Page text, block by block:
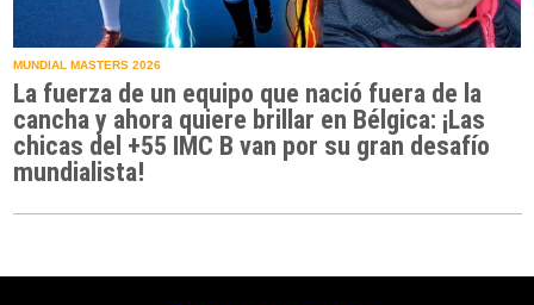
MUNDIAL MASTERS 2026
La fuerza de un equipo que nació fuera de la
cancha y ahora quiere brillar en Bélgica: ¡Las
chicas del +55 IMC B van por su gran desafío
mundialista!